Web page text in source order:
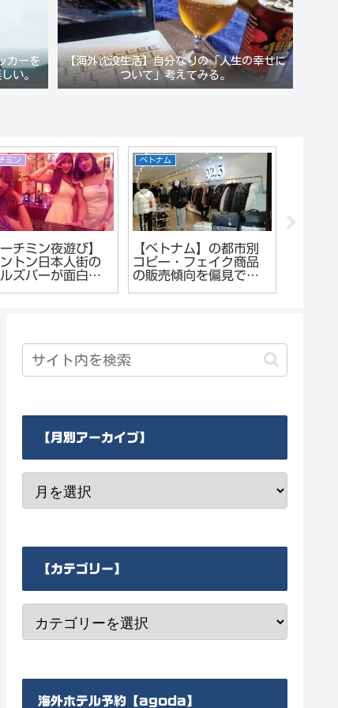
カーを
い。
【海外沈没生活】自分なりの「人生の幸せに
ついて」考えてみる。
ミン
ーチミン夜遊び】
ントン日本人街の
ズバーが面白
ベトナム
【ベトナム】の都市別
コピー・フェイク商品
の販売傾向を偏見でレ
【月別アーカイブ】
【カテゴリー】
海外ホテル予約【agoda】